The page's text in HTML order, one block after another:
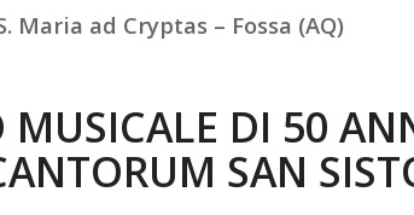
Maria ad Cryptas – Fossa (AQ)
MUSICALE DI 50
SAN